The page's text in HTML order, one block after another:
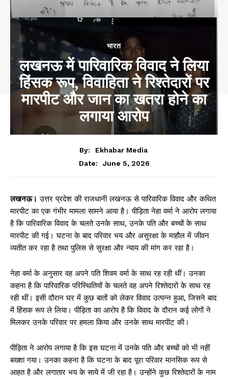
भारत
लखनऊ में पारिवारिक विवाद ने लिया
हिंसक रूप, विवाहिता ने रिश्तेदारों पर
मारपीट और जान का खतरा होने का
लगाया आरोप
By:
Ekhabar Media
Date:
June 5, 2026
लखनऊ। उत्तर प्रदेश की राजधानी लखनऊ से पारिवारिक विवाद और कथित
मारपीट का एक गंभीर मामला सामने आया है। पीड़िता नेहा वर्मा ने आरोप लगाया
है कि पारिवारिक विवाद के चलते उनके साथ, उनके पति और बच्चों के साथ
मारपीट की गई। घटना के बाद परिवार भय और असुरक्षा के माहौल में जीवन
व्यतीत कर रहा है तथा पुलिस से सुरक्षा और न्याय की मांग कर रहा है।
नेहा वर्मा के अनुसार वह अपने पति शिवम वर्मा के साथ रह रही थीं। उनका
कहना है कि पारिवारिक परिस्थितियों के चलते वह अपने रिश्तेदारों के साथ रह
रही थीं। इसी दौरान घर में कुछ बातों को लेकर विवाद उत्पन्न हुआ, जिसने बाद
में हिंसक रूप ले लिया। पीड़िता का आरोप है कि विवाद के दौरान कई लोगों ने
मिलकर उनके परिवार पर हमला किया और उनके साथ मारपीट की।
पीड़िता ने आरोप लगाया है कि इस घटना में उनके पति और बच्चों को भी नहीं
बख्शा गया। उनका कहना है कि घटना के बाद पूरा परिवार मानसिक रूप से
आहत है और लगातार भय के साये में जी रहा है। उन्होंने कुछ रिश्तेदारों के नाम